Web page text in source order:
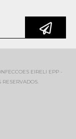
EIRELI EPP -